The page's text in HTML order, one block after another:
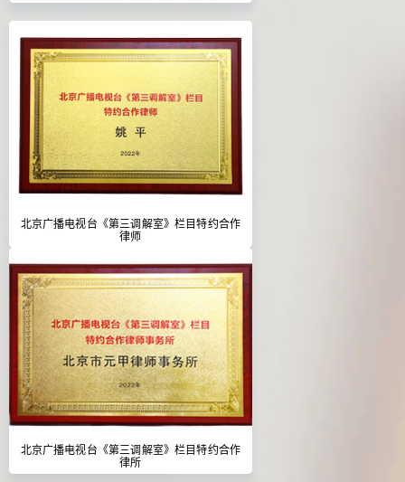
北京广播电视台《第三调解室》栏目特约合作
律师
北京广播电视台《第三调解室》栏目特约合作
律所